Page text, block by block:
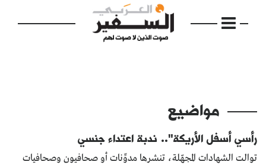
الرئيسية
مواضيع
مواضيع
رأسي أسفل الأريكة".. ندبة اعتداء جنسي
توالت الشهادات المجهّلة، تنشرها مدوِّنات أو صحافيون وصحافيات